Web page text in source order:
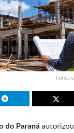
do Paraná